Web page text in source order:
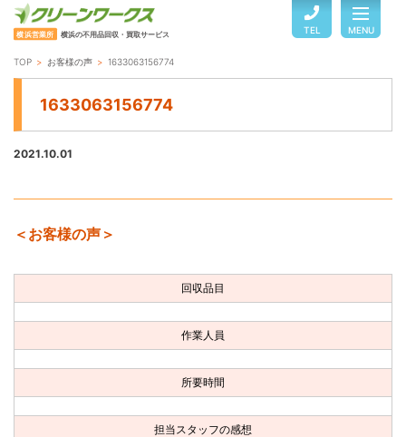
横浜営業所 横浜の不用品回収・買取サービス TEL MENU
TOP
ご利用の流れ
お客様の声
お問い合わせ
TOP お客様の声 1633063156774
1633063156774
2021.10.01
＜お客様の声＞
回収品目
作業人員
所要時間
担当スタッフの感想